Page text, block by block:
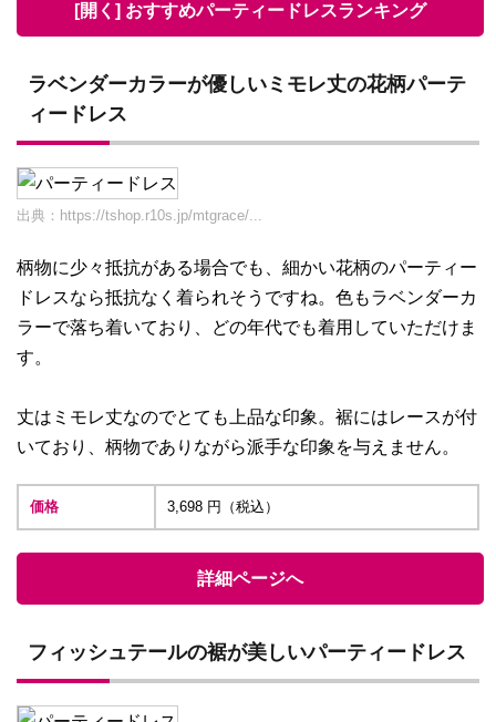
[開く] おすすめパーティードレスランキング
ラベンダーカラーが優しいミモレ丈の花柄パーテ
ィードレス
出典： https://tshop.r10s.jp/mtgrace/...
柄物に少々抵抗がある場合でも、細かい花柄のパーティー
ドレスなら抵抗なく着られそうですね。色もラベンダーカ
ラーで落ち着いており、どの年代でも着用していただけま
す。
丈はミモレ丈なのでとても上品な印象。裾にはレースが付
いており、柄物でありながら派手な印象を与えません。
価格 3,698 円（税込）
詳細ページへ
フィッシュテールの裾が美しいパーティードレス